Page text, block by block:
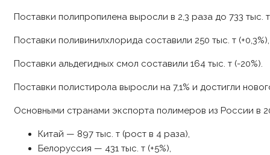
Поставки полипропилена выросли в 2,3 раза до 733 тыс.
Поставки поливинилхлорида составили 250 тыс. т
Поставки альдегидных смол составили 164 тыс. т (-20%).
Поставки полистирола выросли на 7,1% и достигли
Основными странами экспорта полимеров из России в
Китай — 897 тыс. т (рост в 4 раза),
Белоруссия — 431 тыс. т (+5%),